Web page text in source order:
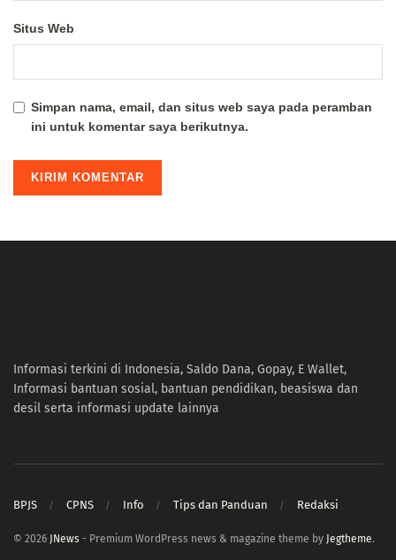
Situs Web
Simpan nama, email, dan situs web saya pada peramban
ini untuk komentar saya berikutnya.
Informasi terkini di Indonesia, Saldo Dana, Gopay, E Wallet,
Informasi bantuan sosial, bantuan pendidikan, beasiswa dan
desil serta informasi update lainnya
BPJS CPNS Info Tips dan Panduan Redaksi
© 2026 JNews - Premium WordPress news & magazine theme by Jegtheme.